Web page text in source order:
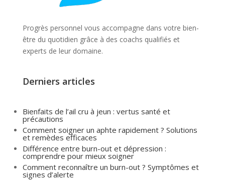
Progrès personnel vous accompagne dans votre bien-
être du quotidien grâce à des coachs qualifiés et
experts de leur domaine.
Derniers articles
Bienfaits de l’ail cru à jeun : vertus santé et
précautions
Comment soigner un aphte rapidement ? Solutions
et remèdes efficaces
Différence entre burn-out et dépression :
comprendre pour mieux soigner
Comment reconnaître un burn-out ? Symptômes et
signes d’alerte